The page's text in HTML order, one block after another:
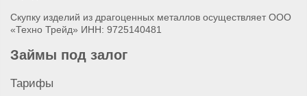
Скупка мобильного телефона Samsung
Скупку изделий из драгоценных металлов осуществляет ООО
«Техно Трейд» ИНН: 9725140481
Займы под залог
Тарифы